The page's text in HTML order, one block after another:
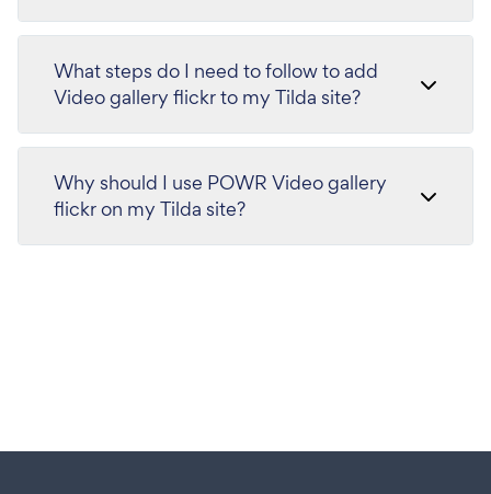
What steps do I need to follow to add
Video gallery flickr to my Tilda site?
Why should I use POWR Video gallery
flickr on my Tilda site?